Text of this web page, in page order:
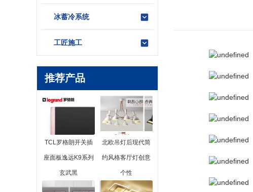
冰蓄冷系统
工匠施工
推荐产品
TCL罗格朗开关插
座面板逸远K9系列
玄武黑
北欧吊灯后现代简
约风格客厅灯创意
个性